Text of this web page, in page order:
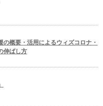
概要・活用によるウィズコロナ・
伸ばし方